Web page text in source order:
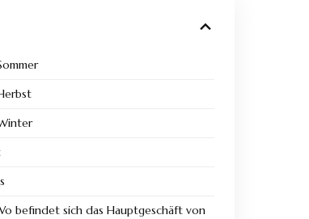
befindet sich das Hauptgeschäft von